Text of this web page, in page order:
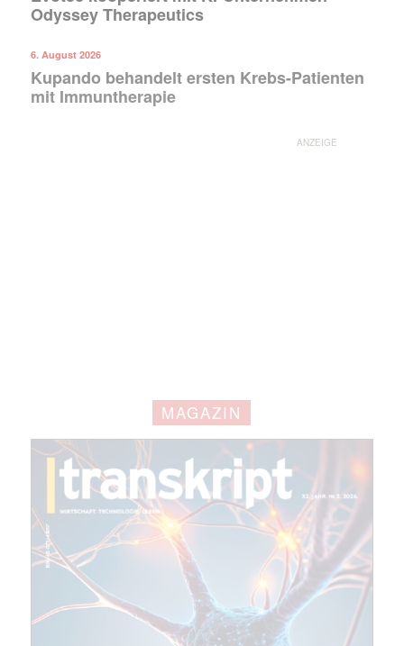
Odyssey Therapeutics
6. August 2026
Kupando behandelt ersten Krebs-Patienten
mit Immuntherapie
ANZEIGE
MAGAZIN